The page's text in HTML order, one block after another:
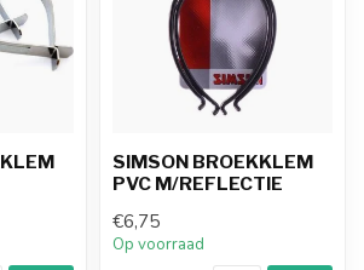
SIMSON BROEKKLEM
PVC M/REFLECTIE
€6,75
Op voorraad